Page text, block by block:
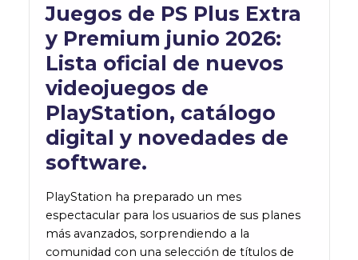
Juegos de PS Plus Extra
y Premium junio 2026:
Lista oficial de nuevos
videojuegos de
PlayStation, catálogo
digital y novedades de
software.
PlayStation ha preparado un mes
espectacular para los usuarios de sus planes
más avanzados, sorprendiendo a la
comunidad con una selección de títulos de